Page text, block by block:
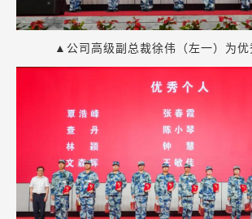
▲公司高级副总裁徐伟（左一）为优